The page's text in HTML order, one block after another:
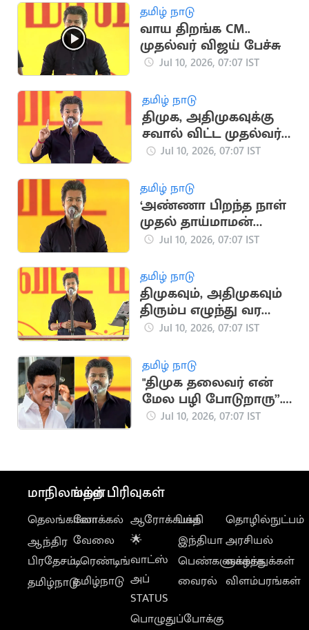
தமிழ் நாடு
வாய திறங்க CM..
முதல்வர் விஜய் பேச்சு
Jul 10, 2026, 07:07 IST
தமிழ் நாடு
திமுக, அதிமுகவுக்கு
சவால் விட்ட முதல்வர்
விஜய்
Jul 10, 2026, 07:07 IST
தமிழ் நாடு
‘அண்ணா பிறந்த நாள்
முதல் தாய்மாமன்
தங்க மோதிரம்
Jul 10, 2026, 07:07 IST
தமிழ் நாடு
திமுகவும், அதிமுகவும்
திரும்ப எழுந்து வர
முடியாதபடி.. CM விஜய்
Jul 10, 2026, 07:07 IST
தமிழ் நாடு
"திமுக தலைவர் என்
மேல பழி போடுறாரு”..
CM விஜய் பேச்சு
Jul 10, 2026, 07:07 IST
மாநிலங்கள்
தெலங்கானா
ஆந்திர
பிரதேசம்
தமிழ்நாடு
மற்ற பிரிவுகள்
லோக்கல்
வேலை
டிரெண்டிங்
தமிழ்நாடு
ஆரோக்கியம்
🌟
வாட்ஸ்
அப்
STATUS
பொழுதுப்போக்கு
பக்தி
இந்தியா
பெண்களுக்காக
வைரல்
தொழில்நுட்பம்
அரசியல்
வாழ்த்துக்கள்
விளம்பரங்கள்